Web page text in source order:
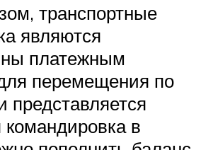
транспортные
являются
платежным
перемещения по
представляется
в